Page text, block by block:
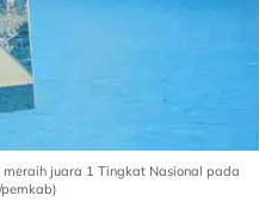
meraih juara 1 Tingkat Nasional pada